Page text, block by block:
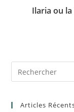
Ilaria ou
Articles